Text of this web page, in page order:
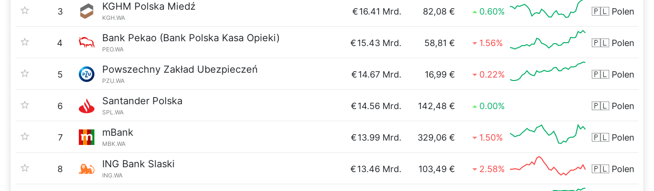
3 KGHM Polska Miedź
KGH.WA
€16.41 Mrd. 82,08 € 0.60% 🇵🇱 Polen
4 Bank Pekao (Bank Polska Kasa Opieki)
PEO.WA
€15.43 Mrd. 58,81 € 1.56% 🇵🇱 Polen
5 Powszechny Zakład Ubezpieczeń
PZU.WA
€14.67 Mrd. 16,99 € 0.22% 🇵🇱 Polen
6 Santander Polska
SPL.WA
€14.56 Mrd. 142,48 € 0.00% 🇵🇱 Polen
7 mBank
MBK.WA
€13.99 Mrd. 329,06 € 1.50% 🇵🇱 Polen
8 ING Bank Slaski
ING.WA
€13.46 Mrd. 103,49 € 2.58% 🇵🇱 Polen